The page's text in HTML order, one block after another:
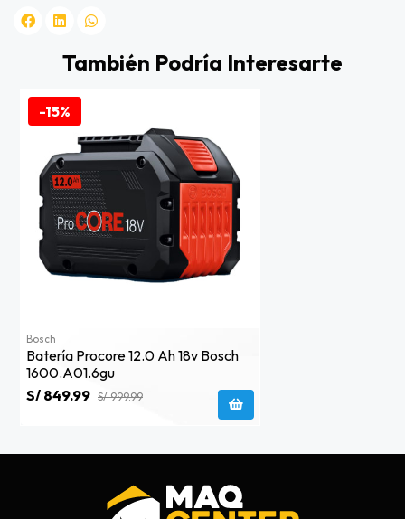
También Podría Interesarte
-15%
Bosch
Batería Procore 12.0 Ah 18v Bosch
1600.a01.6gu
S/ 849.99 S/ 999.99